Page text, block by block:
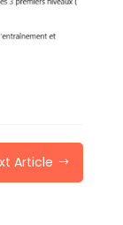
Article $